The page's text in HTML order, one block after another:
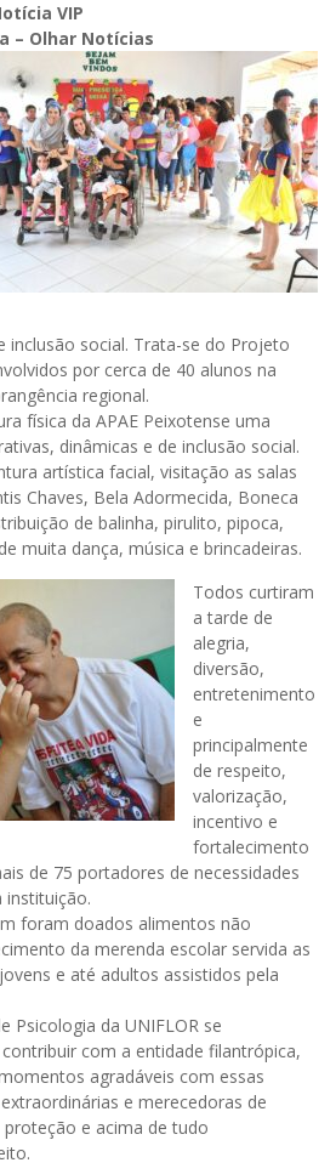
VIP
– Olhar Notícias
inclusão social. Trata-se do Projeto
por cerca de 40 alunos na
regional.
física da APAE Peixotense uma
dinâmicas e de inclusão social.
artística facial, visitação as salas
Chaves, Bela Adormecida, Boneca
de balinha, pirulito, pipoca,
muita dança, música e brincadeiras.
Todos curtiram
a tarde de
alegria,
diversão,
entretenimento
e
principalmente
de respeito,
valorização,
incentivo e
fortalecimento
de 75 portadores de necessidades
instituição.
foram doados alimentos não
da merenda escolar servida as
e até adultos assistidos pela
Psicologia da UNIFLOR se
com a entidade filantrópica,
agradáveis com essas
e merecedoras de
e acima de tudo